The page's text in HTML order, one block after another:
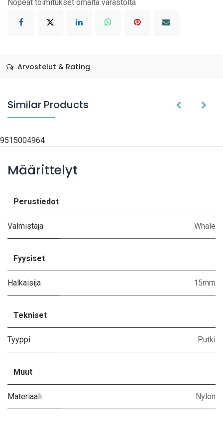
Nopeat toimitukset omalta varastolta
Arvostelut & Rating
Similar Products
9515004964
Määrittelyt
Perustiedot
Valmistaja Whale
Fyysiset
Halkaisija 15mm
Tekniset
Tyyppi Putki
Muut
Materiaali Nylon